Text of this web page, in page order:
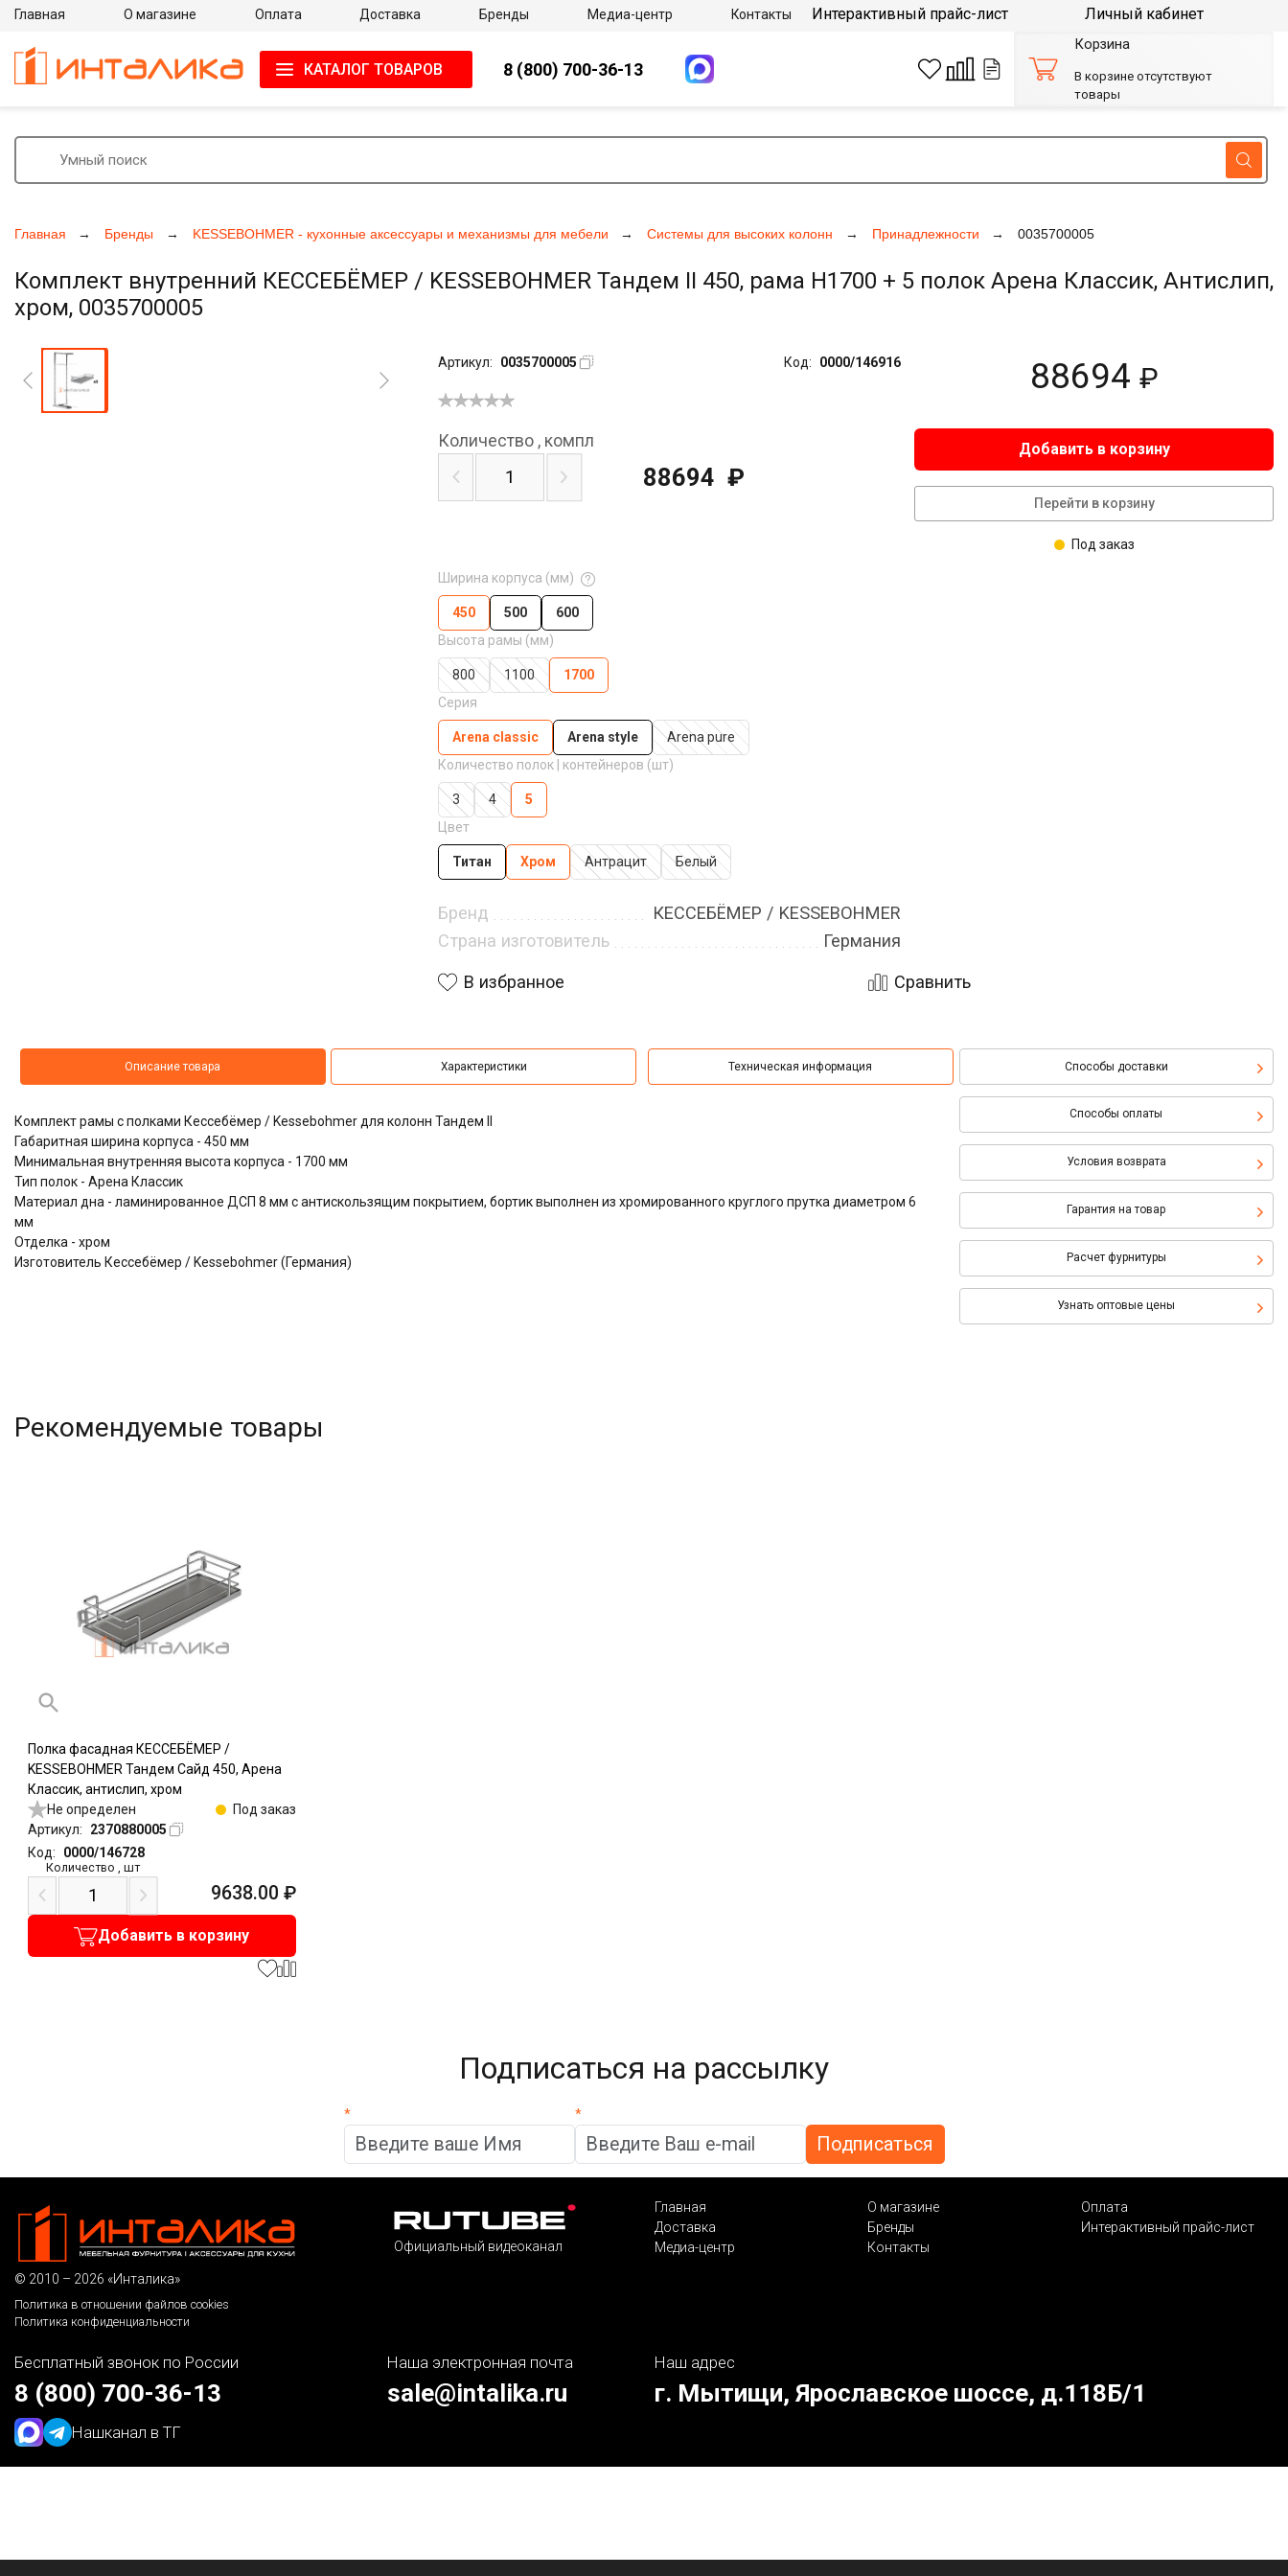
Главная Бренды KESSEBOHMER - кухонные аксессуары и механизмы для мебели Системы для высоких колонн Принадлежности 0035700005
Комплект внутренний КЕССЕБЁМЕР / KESSEBOHMER Тандем II 450, рама H1700 + 5 полок Арена Классик, Антислип,
хром, 0035700005
Артикул: 0035700005 Код: 0000/146916 88694 ₽
Ширина корпуса (мм)
450 500
600
Высота рамы (мм)
800 1100
1700
Серия
Arena classic Arena style
Arena pure
Количество полок | контейнеров (шт)
3 4
5
Цвет
Титан Хром Антрацит Белый
Бренд
КЕССЕБЁМЕР / KESSEBOHMER
Страна изготовитель
Германия
Количество , компл
88694 ₽
Добавить в корзину
Перейти в корзину
Под заказ
В избранное Сравнить
Описание товара Характеристики Техническая информация Способы доставки
Способы оплаты
Условия возврата
Гарантия на товар
Расчет фурнитуры
Узнать оптовые цены
Комплект рамы с полками Кессебёмер / Kessebohmer для колонн Тандем II
Габаритная ширина корпуса - 450 мм
Минимальная внутренняя высота корпуса - 1700 мм
Тип полок - Арена Классик
Материал дна - ламинированное ДСП 8 мм с антискользящим покрытием, бортик выполнен из хромированного круглого прутка диаметром 6
мм
Отделка - хром
Изготовитель Кессебёмер / Kessebohmer (Германия)
Рекомендуемые товары
Полка фасадная КЕССЕБЁМЕР /
KESSEBOHMER Тандем Сайд 450, Арена
Классик, антислип, хром
Не определен
Под заказ
Артикул:
2370880005
Код:
0000/146728
Количество шт
9638.00 ₽
Добавить в корзину
Главная О магазине Оплата Доставка Бренды Медиа-центр Контакты Интерактивный прайс-лист Личный кабинет
КАТАЛОГ ТОВАРОВ 8 (800) 700-36-13
Корзина
В корзине отсутствуют
товары
Подписаться на рассылку
* *
© 2010 – 2026 «Инталика»
Политика в отношении файлов cookies
Политика конфиденциальности
Официальный видеоканал
Главная О магазине
Оплата
Доставка
Бренды
Интерактивный прайс-лист
Медиа-центр
Контакты
Бесплатный звонок по России
8 (800) 700-36-13
Нашканал в ТГ
Наша электронная почта
sale@intalika.ru
Наш адрес
г. Мытищи, Ярославское шоссе, д.118Б/1